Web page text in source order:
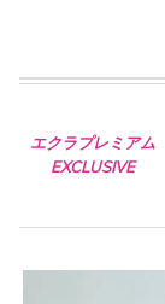
エクラプレミアム
EXCLUSIVE